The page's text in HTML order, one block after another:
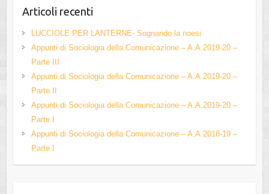
e
b
o
o
k
er
u
b
e
h
a
n
Articoli recenti
LUCCIOLE PER LANTERNE- Sognando la noesi
Appunti di Sociologia della Comunicazione – A.A.2019-20 –
Parte III
Appunti di Sociologia della Comunicazione – A.A.2019-20 –
Parte II
Appunti di Sociologia della Comunicazione – A.A.2019-20 –
Parte I
Appunti di Sociologia della Comunicazione – A.A.2018-19 –
Parte I